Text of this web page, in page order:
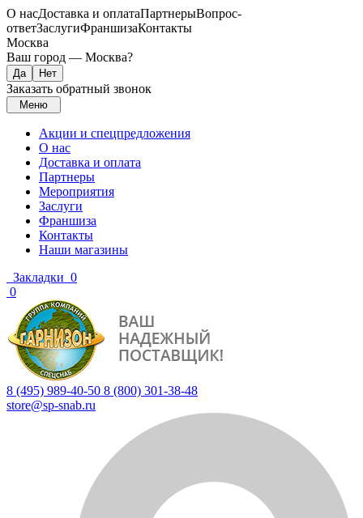
О насДоставка и оплатаПартнерыВопрос-
ответЗаслугиФраншизаКонтакты
Москва
Ваш город — Москва?
Заказать обратный звонок
Меню
Акции и спецпредложения
О нас
Доставка и оплата
Партнеры
Мероприятия
Заслуги
Франшиза
Контакты
Наши магазины
Закладки 0
0
8 (495) 989-40-50 8 (800) 301-38-48
store@sp-snab.ru